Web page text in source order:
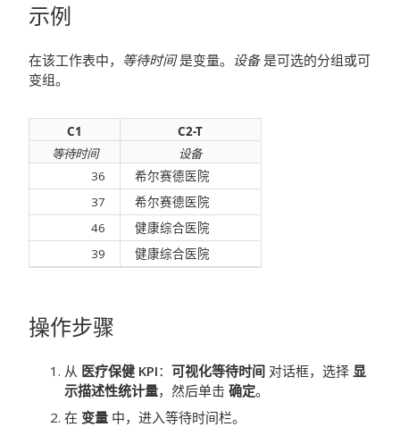
示例
在该工作表中， 等待时间是变量。 设备是可选的分组或可
变组。
C1
C2-T
等待时间
设备
36
希尔赛德医院
37
希尔赛德医院
46
健康综合医院
39
健康综合医院
操作步骤
从 医疗保健 KPI： 可视化等待时间 对话框，选择 显
示描述性统计量，然后单击 确定。
在 变量 中，进入等待时间栏。